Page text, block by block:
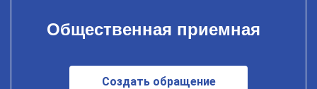
Общественная приемная
Создать обращение